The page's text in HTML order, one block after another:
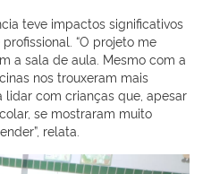
teve impactos significativos
“O projeto me
a sala de aula. Mesmo com a
nos trouxeram mais
com crianças que, apesar
se mostraram muito
relata.